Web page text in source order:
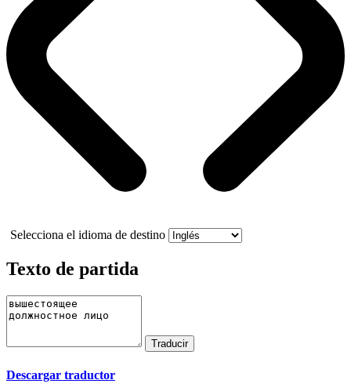
Selecciona el idioma de destino
Texto de partida
Descargar traductor